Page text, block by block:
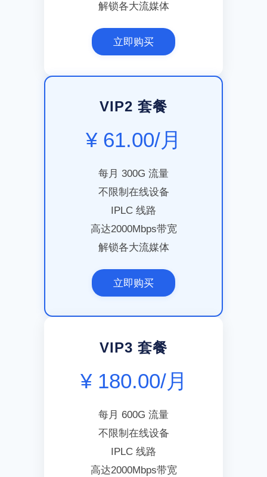
解锁各大流媒体
立即购买
VIP2 套餐
¥ 61.00/月
每月 300G 流量
不限制在线设备
IPLC 线路
高达2000Mbps带宽
解锁各大流媒体
立即购买
VIP3 套餐
¥ 180.00/月
每月 600G 流量
不限制在线设备
IPLC 线路
高达2000Mbps带宽